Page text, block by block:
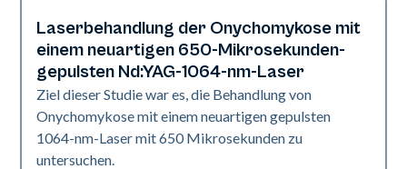
Nägel
Laserbehandlung der Onychomykose mit
einem neuartigen 650-Mikrosekunden-
gepulsten Nd:YAG-1064-nm-Laser
Ziel dieser Studie war es, die Behandlung von
Onychomykose mit einem neuartigen gepulsten
1064-nm-Laser mit 650 Mikrosekunden zu
untersuchen.